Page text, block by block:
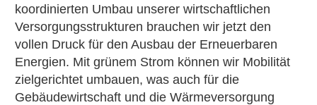
koordinierten Umbau unserer wirtschaftlichen
Versorgungsstrukturen brauchen wir jetzt den
vollen Druck für den Ausbau der Erneuerbaren
Energien. Mit grünem Strom können wir Mobilität
zielgerichtet umbauen, was auch für die
Gebäudewirtschaft und die Wärmeversorgung